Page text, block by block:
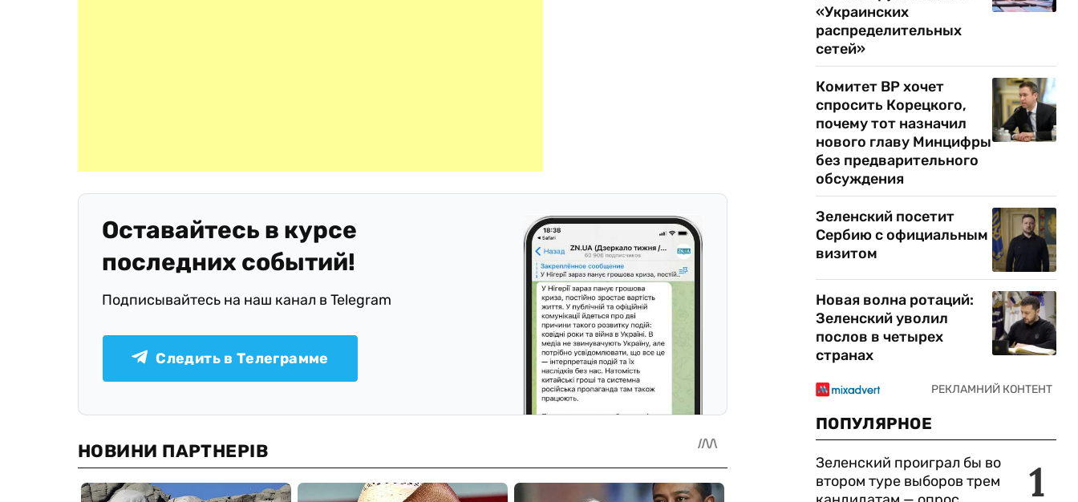
Оставайтесь в курсе
последних событий!
Подписывайтесь на наш канал в Telegram
Следить в Телеграмме
«Украинских
распределительных
сетей»
Комитет ВР хочет
спросить Корецкого,
почему тот назначил
нового главу Минцифры
без предварительного
обсуждения
Зеленский посетит
Сербию с официальным
визитом
Новая волна ротаций:
Зеленский уволил
послов в четырех
странах
ПОПУЛЯРНОЕ
1
Зеленский проиграл бы во
втором туре выборов трем